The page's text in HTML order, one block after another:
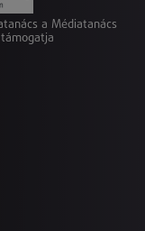
a Médiatanács
támogatja